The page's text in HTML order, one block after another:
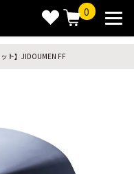
0
ット】JIDOUMEN FF